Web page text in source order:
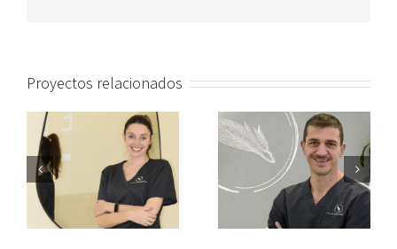
Proyectos relacionados